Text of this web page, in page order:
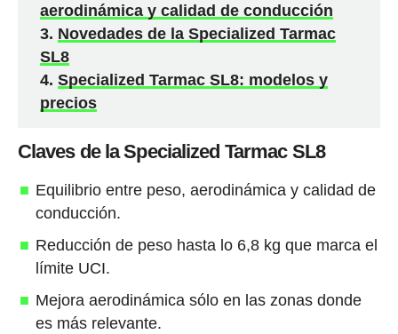
aerodinámica y calidad de conducción
Novedades de la Specialized Tarmac
SL8
Specialized Tarmac SL8: modelos y
precios
Claves de la Specialized Tarmac SL8
Equilibrio entre peso, aerodinámica y calidad de
conducción.
Reducción de peso hasta lo 6,8 kg que marca el
límite UCI.
Mejora aerodinámica sólo en las zonas donde
es más relevante.